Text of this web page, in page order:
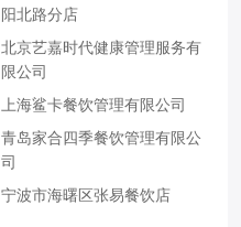
阳北路分店
北京艺嘉时代健康管理服务有
限公司
上海鲨卡餐饮管理有限公司
青岛家合四季餐饮管理有限公
司
宁波市海曙区张易餐饮店